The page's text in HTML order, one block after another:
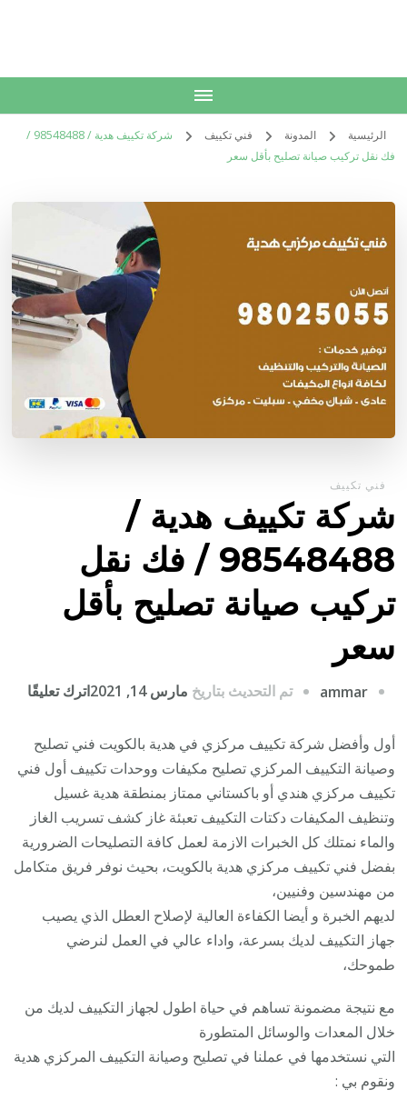
الرئيسية المدونة فني تكييف
شركة تكييف هدية / 98548488 /
فك نقل تركيب صيانة تصليح بأقل سعر
فني تكييف
شركة تكييف هدية /
98548488 / فك نقل
تركيب صيانة تصليح بأقل
سعر
ammar تم التحديث بتاريخ مارس 14, 2021 اترك تعليقًا
/
فك
سعر
أول وأفضل شركة تكييف مركزي في هدية بالكويت فني تصليح
وصيانة التكييف المركزي تصليح مكيفات ووحدات تكييف أول فني
تكييف مركزي هندي أو باكستاني ممتاز بمنطقة هدية غسيل
وتنظيف المكيفات دكتات التكييف تعبئة غاز كشف تسريب الغاز
والماء نمتلك كل الخبرات الازمة لعمل كافة التصليحات الضرورية
بفضل فني تكييف مركزي هدية بالكويت، بحيث نوفر فريق متكامل
من مهندسين وفنيين،
لديهم الخبرة و أيضا الكفاءة العالية لإصلاح العطل الذي يصيب
جهاز التكييف لديك بسرعة، واداء عالي في العمل لنرضي
طموحك،
مع نتيجة مضمونة تساهم في حياة اطول لجهاز التكييف لديك من
خلال المعدات والوسائل المتطورة
التي نستخدمها في عملنا في تصليح وصيانة التكييف المركزي هدية
ونقوم بي :